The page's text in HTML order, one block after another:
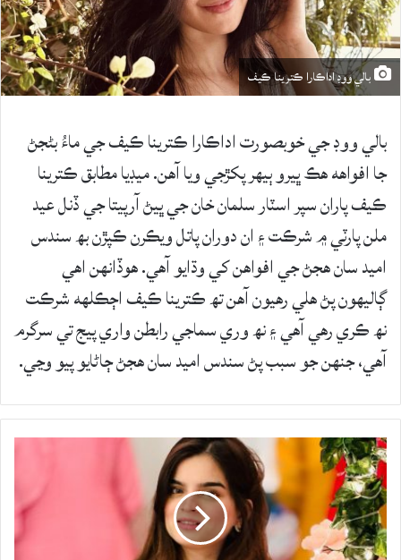
بالي ووڊ اداڪارا ڪترينا ڪيف
بالي ووڊ جي خوبصورت اداڪارا ڪترينا ڪيف جي ماءُ بڻجڻ
جا افواهه هڪ ڀيرو ٻيهر پکڙجي ويا آهن. ميڊيا مطابق ڪترينا
ڪيف پاران سپر اسٽار سلمان خان جي ڀيڻ آرپيتا جي ڏنل عيد
ملن پارٽي ۾ شرڪت ۽ ان دوران پاتل ويڪرن ڪپڙن بھ سندس
اميد سان هجڻ جي افواهن کي وڌايو آهي. هوڏانهن اهي
ڳاليهون پڻ هلي رهيون آهن تھ ڪترينا ڪيف اڄڪلهه شرڪت
نھ ڪري رهي آهي ۽ نھ وري سماجي رابطن واري پيج تي سرگرم
آهي، جنهن جو سبب پڻ سندس اميد سان هجڻ ڄاڻايو پيو وڃي.